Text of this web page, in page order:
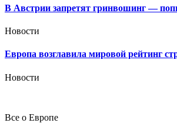
В Австрии запретят гринвошинг —
Новости
Европа возглавила мировой рейтинг
Новости
Все о Европе